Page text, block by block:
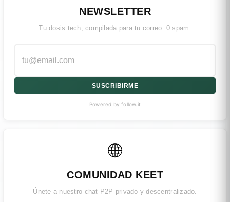
NEWSLETTER
Tu dosis tech, compilada para tu correo. 0 spam.
SUSCRIBIRME
Powered by follow.it
🌐
COMUNIDAD KEET
Únete a nuestro chat P2P privado y descentralizado.